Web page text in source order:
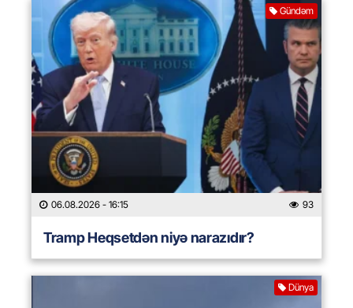
Gündəm
06.08.2026 - 16:15 93
Tramp Heqsetdən niyə narazıdır?
Dünya